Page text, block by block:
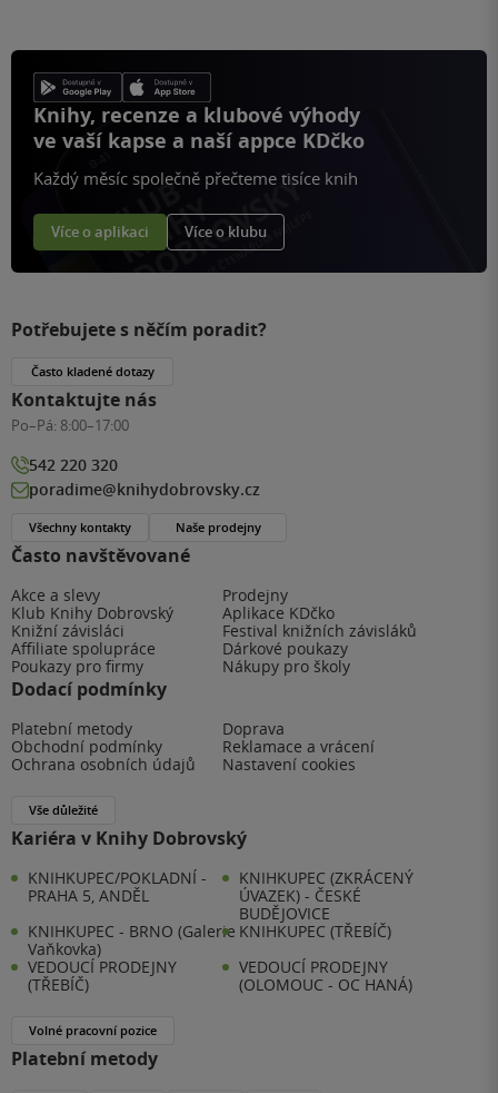
Knihy, recenze a klubové výhody
ve vaší kapse a naší appce KDčko
Každý měsíc společně přečteme tisíce knih
Více o aplikaci Více o klubu
Často navštěvované
Akce a slevy
Prodejny
Klub Knihy Dobrovský
Aplikace KDčko
Knižní závisláci
Festival knižních závisláků
Affiliate spolupráce
Dárkové poukazy
Poukazy pro firmy
Nákupy pro školy
Dodací podmínky
Platební metody
Doprava
Obchodní podmínky
Reklamace a vrácení
Ochrana osobních údajů
Nastavení cookies
Vše důležité
Kariéra v Knihy Dobrovský
KNIHKUPEC/POKLADNÍ -
PRAHA 5, ANDĚL
KNIHKUPEC (ZKRÁCENÝ
ÚVAZEK) - ČESKÉ
BUDĚJOVICE
KNIHKUPEC - BRNO (Galerie
Vaňkovka)
KNIHKUPEC (TŘEBÍČ)
VEDOUCÍ PRODEJNY
(TŘEBÍČ)
VEDOUCÍ PRODEJNY
(OLOMOUC - OC HANÁ)
Volné pracovní pozice
Platební metody
Potřebujete s něčím poradit?
Často kladené dotazy
Kontaktujte nás
Po–Pá: 8:00–17:00
542 220 320
poradime@knihydobrovsky.cz
Všechny kontakty Naše prodejny